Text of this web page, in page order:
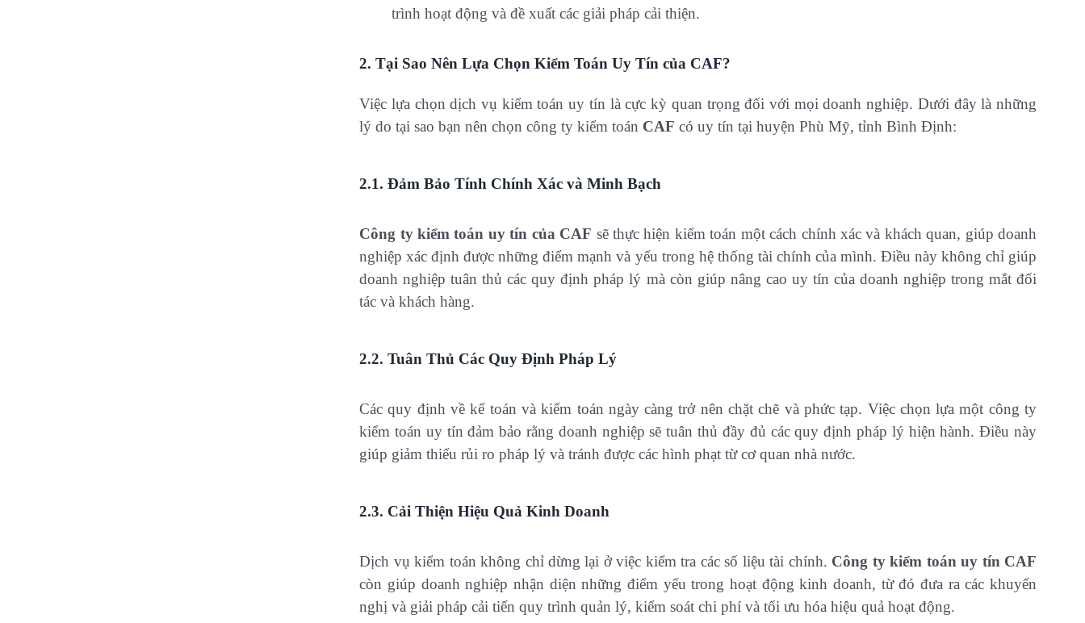
trình hoạt động và đề xuất các giải pháp cải thiện.
2.Tại Sao Nên Lựa Chọn Kiểm Toán Uy Tín của CAF?
Việc lựa chọn dịch vụ kiểm toán uy tín là cực kỳ quan trọng đối với mọi doanh nghiệp. Dưới đây là những
lý do tại sao bạn nên chọn công ty kiểm toán CAF có uy tín tại huyện Phù Mỹ, tỉnh Bình Định:
2.1. Đảm Bảo Tính Chính Xác và Minh Bạch
Công ty kiểm toán uy tín của CAF sẽ thực hiện kiểm toán một cách chính xác và khách quan, giúp doanh
nghiệp xác định được những điểm mạnh và yếu trong hệ thống tài chính của mình. Điều này không chỉ giúp
doanh nghiệp tuân thủ các quy định pháp lý mà còn giúp nâng cao uy tín của doanh nghiệp trong mắt đối
tác và khách hàng.
2.2. Tuân Thủ Các Quy Định Pháp Lý
Các quy định về kế toán và kiểm toán ngày càng trở nên chặt chẽ và phức tạp. Việc chọn lựa một công ty
kiểm toán uy tín đảm bảo rằng doanh nghiệp sẽ tuân thủ đầy đủ các quy định pháp lý hiện hành. Điều này
giúp giảm thiểu rủi ro pháp lý và tránh được các hình phạt từ cơ quan nhà nước.
2.3. Cải Thiện Hiệu Quả Kinh Doanh
Dịch vụ kiểm toán không chỉ dừng lại ở việc kiểm tra các số liệu tài chính. Công ty kiểm toán uy tín CAF
còn giúp doanh nghiệp nhận diện những điểm yếu trong hoạt động kinh doanh, từ đó đưa ra các khuyến
nghị và giải pháp cải tiến quy trình quản lý, kiểm soát chi phí và tối ưu hóa hiệu quả hoạt động.